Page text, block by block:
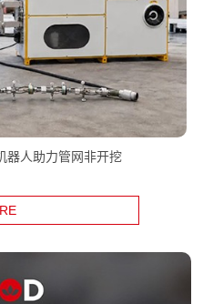
器人助力管网非开挖